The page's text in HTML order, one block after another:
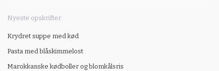
Nyeste opskrifter
Krydret suppe med kød
Pasta med blåskimmelost
Marokkanske kødboller og blomkålsris